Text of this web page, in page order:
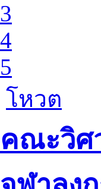
3
4
5
โหวต
คณะวิศ